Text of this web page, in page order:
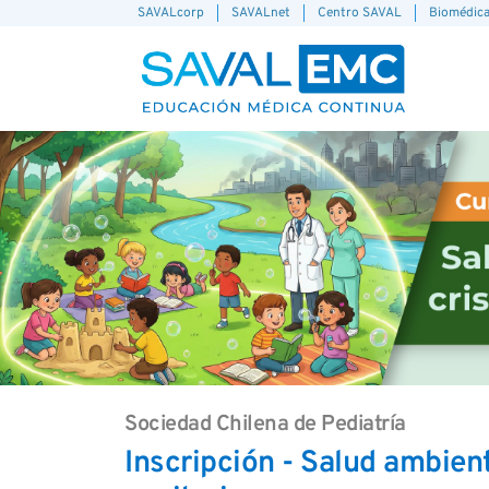
SAVALcorp SAVALnet Centro SAVAL
Sociedad Chilena de Pediatría
Inscripción - Salud